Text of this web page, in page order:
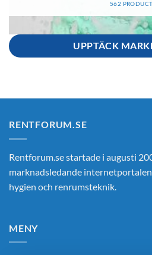
562
UPPTÄCK
RENTFORUM.SE
Rentforum.se startade i augusti
marknadsledande
hygien och renrumsteknik.
MENY